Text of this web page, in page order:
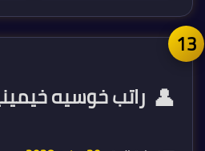
👤 راتب خوسيه خيمينيز